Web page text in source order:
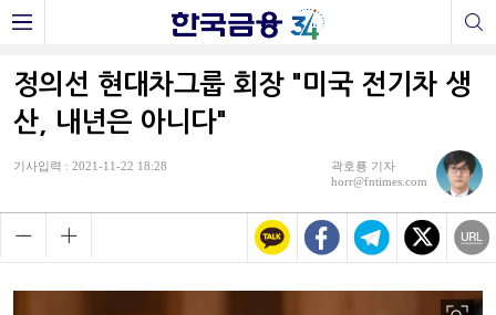
정의선 현대차그룹 회장 "미국 전기차 생
산, 내년은 아니다"
기사입력 : 2021-11-22 18:28
곽호룡 기자
horr@fntimes.com